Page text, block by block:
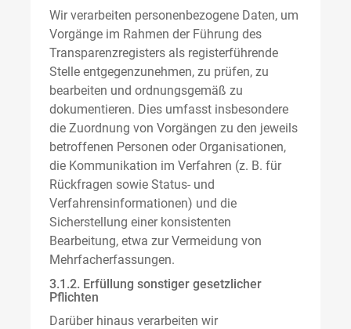
Wir verarbeiten personenbezogene Daten, um
Vorgänge im Rahmen der Führung des
Transparenzregisters als registerführende
Stelle entgegenzunehmen, zu prüfen, zu
bearbeiten und ordnungsgemäß zu
dokumentieren. Dies umfasst insbesondere
die Zuordnung von Vorgängen zu den jeweils
betroffenen Personen oder Organisationen,
die Kommunikation im Verfahren (z. B. für
Rückfragen sowie Status- und
Verfahrensinformationen) und die
Sicherstellung einer konsistenten
Bearbeitung, etwa zur Vermeidung von
Mehrfacherfassungen.
3.1.2. Erfüllung sonstiger gesetzlicher
Pflichten
Darüber hinaus verarbeiten wir